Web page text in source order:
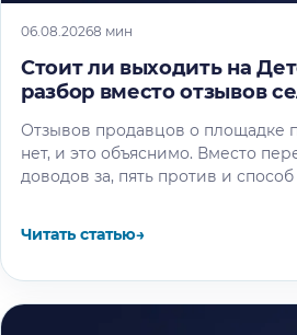
06.08.20268 мин
Стоит ли выходить на
разбор вместо отзывов
Отзывов продавцов о площадке
нет, и это объяснимо. Вместо
доводов за, пять против и
Читать статью→